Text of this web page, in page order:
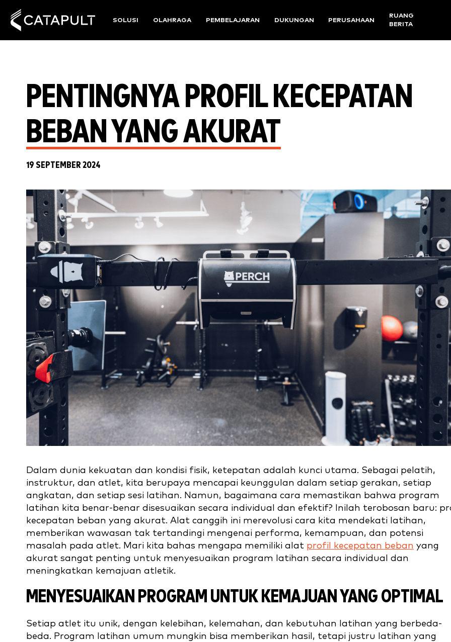
SOLUSI OLAHRAGA PEMBELAJARAN DUKUNGAN PERUSAHAAN
RUANG
BERITA
PENTINGNYA PROFIL KECEPATAN
BEBAN YANG AKURAT
19 SEPTEMBER 2024
Dalam dunia kekuatan dan kondisi fisik, ketepatan adalah kunci utama. Sebagai pelatih,
instruktur, dan atlet, kita berupaya mencapai keunggulan dalam setiap gerakan, setiap
angkatan, dan setiap sesi latihan. Namun, bagaimana cara memastikan bahwa program
latihan kita benar-benar disesuaikan secara individual dan efektif? Inilah terobosan baru:
kecepatan beban yang akurat. Alat canggih ini merevolusi cara kita mendekati latihan,
memberikan wawasan tak tertandingi mengenai performa, kemampuan, dan potensi
masalah pada atlet. Mari kita bahas mengapa memiliki alat profil kecepatan beban yang
akurat sangat penting untuk menyesuaikan program latihan secara individual dan
meningkatkan kemajuan atletik.
MENYESUAIKAN PROGRAM UNTUK KEMAJUAN YANG OPTIMAL
Setiap atlet itu unik, dengan kelebihan, kelemahan, dan kebutuhan latihan yang berbeda-
beda. Program latihan umum mungkin bisa memberikan hasil, tetapi justru latihan yang